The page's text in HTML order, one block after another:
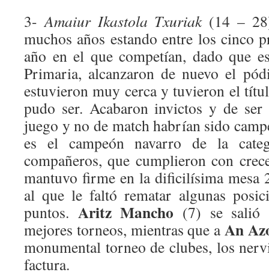
3-Amaiur Ikastola Txuriak(14 –
muchos años estando entre los cinco
año en el que competían, dado que
Primaria, alcanzaron de nuevo el
estuvieron muy cerca y tuvieron el
pudo ser. Acabaron invictos y de
juego y no de match habrían sido
es el campeón navarro de la
compañeros, que cumplieron con
mantuvo firme en la dificilísima mesa
al que le faltó rematar algunas
puntos. Aritz Mancho (7) se salió
mejores torneos, mientras que aAn
monumental torneo de clubes, los
factura.